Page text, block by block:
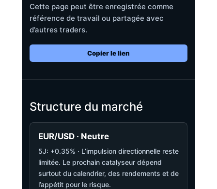
Cette page peut être enregistrée comme
référence de travail ou partagée avec
d’autres traders.
Copier le lien
Structure du marché
EUR/USD · Neutre
5J: +0.35% · L’impulsion directionnelle reste
limitée. Le prochain catalyseur dépend
surtout du calendrier, des rendements et de
l’appétit pour le risque.